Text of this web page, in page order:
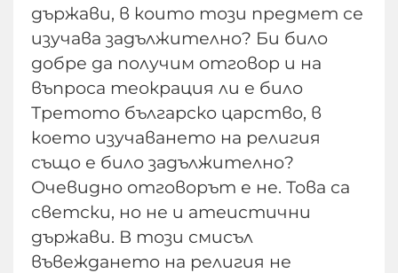
държави, в които този предмет се
изучава задължително? Би било
добре да получим отговор и на
въпроса теокрация ли е било
Третото българско царство, в
което изучаването на религия
също е било задължително?
Очевидно отговорът е не. Това са
светски, но не и атеистични
държави. В този смисъл
въвеждането на религия не